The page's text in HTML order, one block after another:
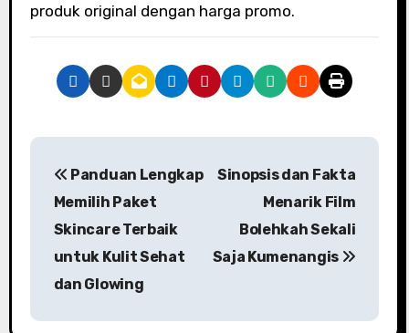
produk original dengan harga promo.
Panduan Lengkap
Memilih Paket
Skincare Terbaik
untuk Kulit Sehat
dan Glowing
Sinopsis dan Fakta
Menarik Film
Bolehkah Sekali
Saja Kumenangis